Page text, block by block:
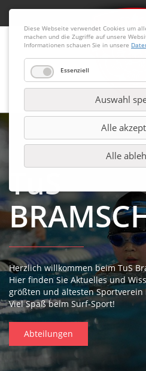
TuS
Herzlich willkommen beim TuS
Hier finden Sie Aktuelles und
größten und ältesten Sportverein
Viel Spaß beim Surf-Sport!
Abteilungen
Diese Webseite verwendet Cookies um
machen und die Zugriffe auf unsere
Informationen schauen Sie in unsere
Essenziell
Auswahl
Alle
Alle